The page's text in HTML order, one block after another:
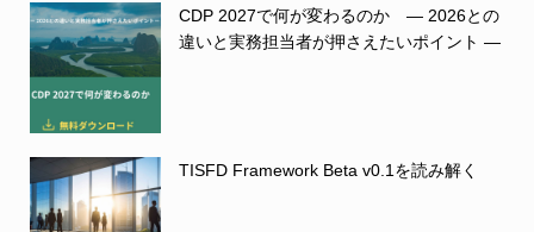
CDP 2027で何が変わるのか ― 2026との
違いと実務担当者が押さえたいポイント ―
TISFD Framework Beta v0.1を読み解く